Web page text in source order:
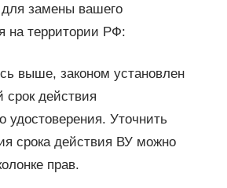
замены вашего
на территории РФ:
выше, законом установлен
срок действия
удостоверения. Уточнить
срока действия ВУ можно
прав.